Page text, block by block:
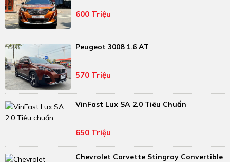
600 Triệu
Peugeot 3008 1.6 AT
570 Triệu
VinFast Lux SA 2.0 Tiêu Chuẩn
650 Triệu
Chevrolet Corvette Stingray Convertible